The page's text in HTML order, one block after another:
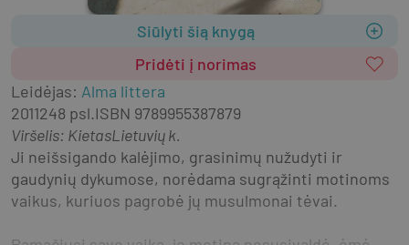
Siūlyti šią knygą
Pridėti į norimas
Leidėjas: Alma littera
2011248 psl.ISBN 9789955387879
Viršelis: KietasLietuvių k.
Ji neišsigando kalėjimo, grasinimų nužudyti ir
gaudynių dykumose, norėdama sugrąžinti motinoms
vaikus, kuriuos pagrobė jų musulmonai tėvai.